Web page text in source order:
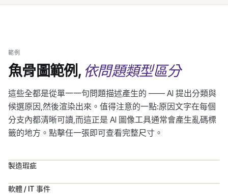
範例
魚骨圖範例, 依問題類型區分
這些全都是從單一一句問題描述產生的 —— AI 提出分類與
候選原因,然後渲染出來。值得注意的一點:原因文字在每個
分支內都清晰可讀,而這正是 AI 圖像工具通常會產生亂碼標
籤的地方。點擊任一張即可查看完整尺寸。
製造瑕疵
軟體 / IT 事件